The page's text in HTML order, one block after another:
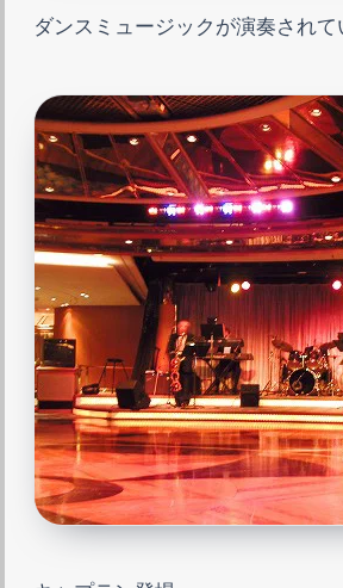
ダンスミュージックが演奏されて